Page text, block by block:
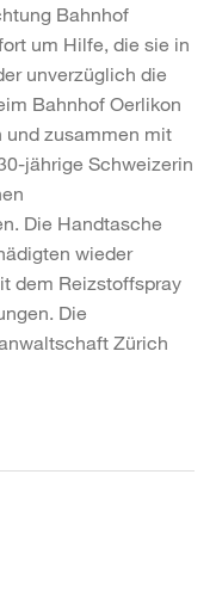
Bahnhof
um Hilfe, die sie in
unverzüglich die
Bahnhof Oerlikon
und zusammen mit
jährige Schweizerin
Die Handtasche
wieder
dem Reizstoffspray
Die
Zürich